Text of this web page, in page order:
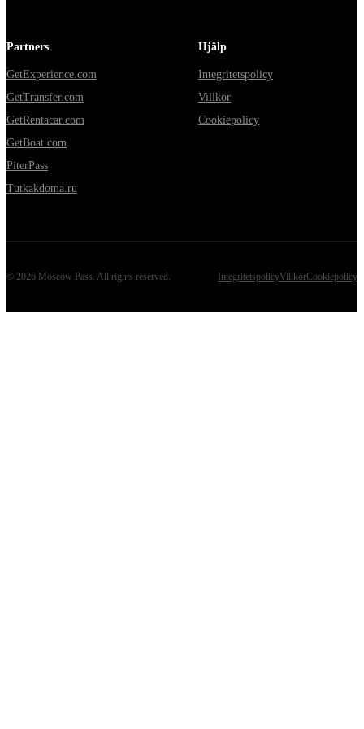
Partners
GetExperience.com
GetTransfer.com
GetRentacar.com
GetBoat.com
PiterPass
Tutkakdoma.ru
Hjälp
Integritetspolicy
Villkor
Cookiepolicy
© 2026 Moscow Pass. All rights reserved. IntegritetspolicyVillkorCookiepolicy